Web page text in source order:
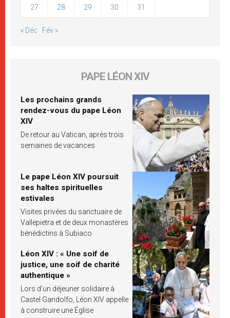
27 28 29 30 31
« Déc Fév »
PAPE LÉON XIV
Les prochains grands
rendez-vous du pape Léon
XIV
De retour au Vatican, après trois
semaines de vacances
Le pape Léon XIV poursuit
ses haltes spirituelles
estivales
Visites privées du sanctuaire de
Vallepietra et de deux monastères
bénédictins à Subiaco
Léon XIV : « Une soif de
justice, une soif de charité
authentique »
Lors d’un déjeuner solidaire à
Castel Gandolfo, Léon XIV appelle
à construire une Église